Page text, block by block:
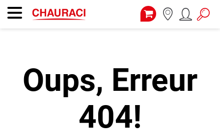
Oups, Erreur
404!